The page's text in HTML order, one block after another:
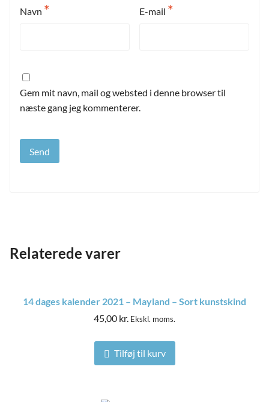
Navn * E-mail *
Gem mit navn, mail og websted i denne browser til
næste gang jeg kommenterer.
Relaterede varer
14 dages kalender 2021 – Mayland – Sort kunstskind
45,00 kr. Ekskl. moms.
Tilføj til kurv